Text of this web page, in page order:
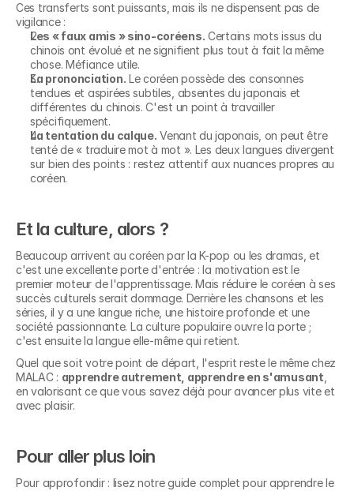
Ces transferts sont puissants, mais ils ne dispensent pas de
vigilance :
Les « faux amis » sino-coréens. Certains mots issus du
chinois ont évolué et ne signifient plus tout à fait la même
chose. Méfiance utile.
La prononciation. Le coréen possède des consonnes
tendues et aspirées subtiles, absentes du japonais et
différentes du chinois. C'est un point à travailler
spécifiquement.
La tentation du calque. Venant du japonais, on peut être
tenté de « traduire mot à mot ». Les deux langues divergent
sur bien des points : restez attentif aux nuances propres au
coréen.
Et la culture, alors ?
Beaucoup arrivent au coréen par la K-pop ou les dramas, et
c'est une excellente porte d'entrée : la motivation est le
premier moteur de l'apprentissage. Mais réduire le coréen à ses
succès culturels serait dommage. Derrière les chansons et les
séries, il y a une langue riche, une histoire profonde et une
société passionnante. La culture populaire ouvre la porte ;
c'est ensuite la langue elle-même qui retient.
Quel que soit votre point de départ, l'esprit reste le même chez
MALAC : apprendre autrement, apprendre en s'amusant
en valorisant ce que vous savez déjà pour avancer plus vite et
avec plaisir.
Pour aller plus loin
Pour approfondir : lisez notre guide complet pour apprendre le